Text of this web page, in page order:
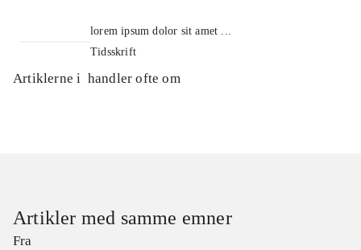
lorem ipsum dolor sit amet ...
Tidsskrift
Artiklerne i handler ofte om
Artikler med samme emner
Fra